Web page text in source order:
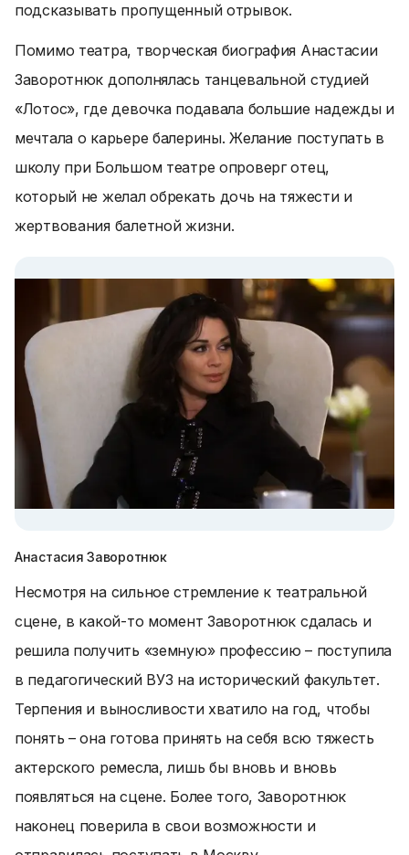
подсказывать пропущенный отрывок.
Помимо театра, творческая биография Анастасии
Заворотнюк дополнялась танцевальной студией
«Лотос», где девочка подавала большие надежды и
мечтала о карьере балерины. Желание поступать в
школу при Большом театре опроверг отец,
который не желал обрекать дочь на тяжести и
жертвования балетной жизни.
Анастасия Заворотнюк
Несмотря на сильное стремление к театральной
сцене, в какой-то момент Заворотнюк сдалась и
решила получить «земную» профессию – поступила
в педагогический ВУЗ на исторический факультет.
Терпения и выносливости хватило на год, чтобы
понять – она готова принять на себя всю тяжесть
актерского ремесла, лишь бы вновь и вновь
появляться на сцене. Более того, Заворотнюк
наконец поверила в свои возможности и